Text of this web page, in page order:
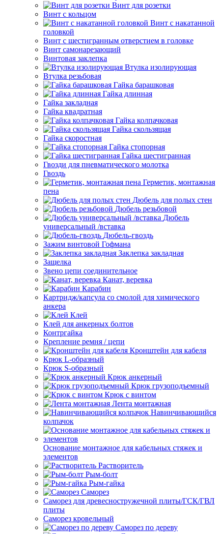
Винт для розетки
Винт с кольцом
Винт с накатанной
головкой
Винт с шестигранным отверстием в головке
Винт самонарезающий
Винтовая заклепка
Втулка изолирующая
Втулка резьбовая
Гайка барашковая
Гайка длинная
Гайка закладная
Гайка квадратная
Гайка колпачковая
Гайка скользящая
Гайка скоростная
Гайка стопорная
Гайка шестигранная
Гвозди для пневматического молотка
Гвоздь
Герметик, монтажная
пена
Дюбель для полых стен
Дюбель резьбовой
Дюбель
универсальный /вставка
Дюбель-гвоздь
Зажим винтовой Гофмана
Заклепка закладная
Защелка
Звено цепи соединительное
Канат, веревка
Карабин
Картридж/капсула со смолой для химического
анкера
Клей
Клей для анкерных болтов
Контргайка
Крепление ремня / цепи
Кронштейн для кабеля
Крюк L-образный
Крюк S-образный
Крюк анкерный
Крюк грузоподъемный
Крюк с винтом
Лента монтажная
Навинчивающийся
колпачок
Основание монтажное для кабельных стяжек и
элементов
Растворитель
Рым-болт
Рым-гайка
Саморез
Саморез для древесностружечной плиты/ГСК/ГВЛ
плиты
Саморез кровельный
Саморез по дереву